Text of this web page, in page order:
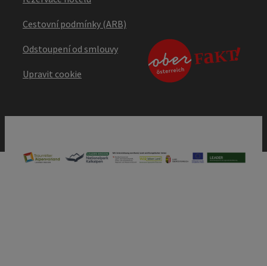
Cestovní podmínky (ARB)
Odstoupení od smlouvy
Upravit cookie